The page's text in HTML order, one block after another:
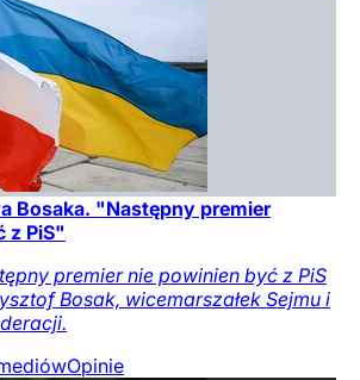
Bosaka. "Następny premier
z PiS"
premier nie powinien być z PiS
Bosak, wicemarszałek Sejmu i
Opinie